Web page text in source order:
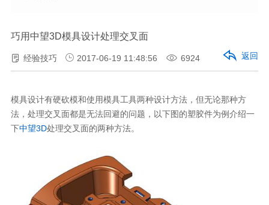
巧用中望3D模具设计处理交叉面
经验技巧 2017-06-19 11:48:56 6924 返回
模具设计有硬砍模和使用模具工具两种设计方法，但无论那种方
法，处理交叉面都是无法回避的问题，以下图的塑胶件为例介绍一
下中望3D处理交叉面的两种方法。